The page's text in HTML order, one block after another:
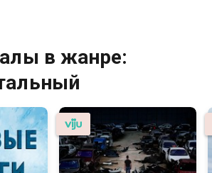
в жанре: